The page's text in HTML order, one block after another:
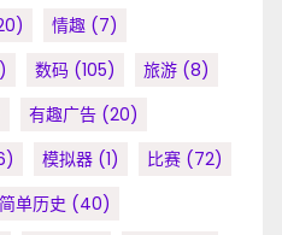
情趣 (7)
数码 (105) 旅游 (8)
有趣广告 (20)
模拟器 (1) 比赛 (72)
简单历史 (40)